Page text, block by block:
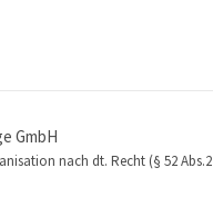
GmbH
nach dt. Recht (§ 52 Abs.2